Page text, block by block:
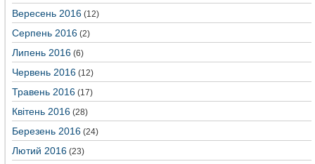
Вересень 2016 (12)
Серпень 2016 (2)
Липень 2016 (6)
Червень 2016 (12)
Травень 2016 (17)
Квітень 2016 (28)
Березень 2016 (24)
Лютий 2016 (23)